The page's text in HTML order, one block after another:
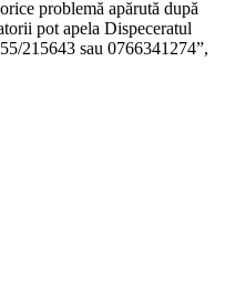
problemă apărută după
pot apela Dispeceratul
215643 sau 0766341274”,